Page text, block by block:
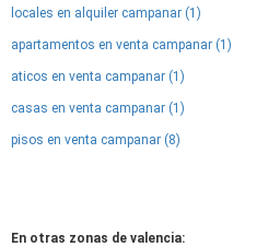
locales en alquiler campanar (1)
apartamentos en venta campanar (1)
aticos en venta campanar (1)
casas en venta campanar (1)
pisos en venta campanar (8)
En otras zonas de valencia: